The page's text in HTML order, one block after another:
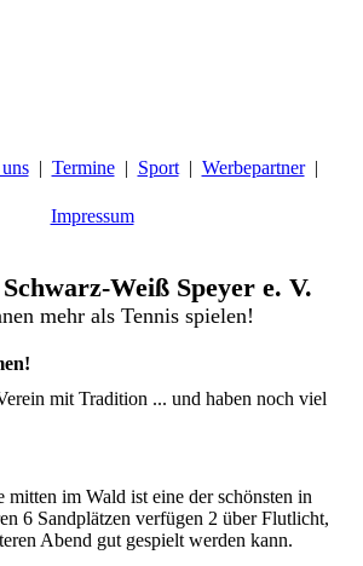
Termine Sport Werbepartner
Impressum
Weiß Speyer e. V.
mehr als Tennis spielen!
mit Tradition ... und haben noch viel
mitten im Wald ist eine der schönsten in
6 Sandplätzen verfügen 2 über Flutlicht,
Abend gut gespielt werden kann.